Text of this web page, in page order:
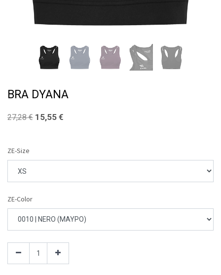
BRA DYANA
27,28€ 15,55 €
ZE-Size
ZE-Color